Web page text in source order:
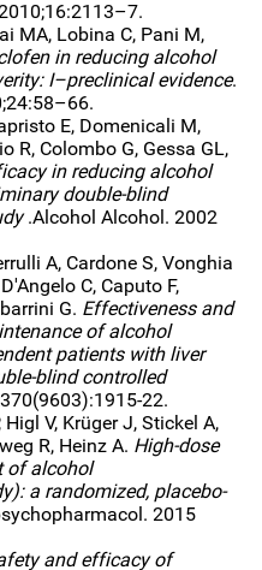
MA, Lobina C, Pani M,
in reducing alcohol
I–preclinical evidence.
E, Domenicali M,
R, Colombo G, Gessa GL,
in reducing alcohol
double-blind
.Alcohol Alcohol. 2002
A, Cardone S, Vonghia
C, Caputo F,
G. Effectiveness and
of alcohol
patients with liver
blind controlled
22.
Higl V, Krüger J, Stickel A,
R, Heinz A. High-dose
of alcohol
a randomized, placebo-
2015
and efficacy of